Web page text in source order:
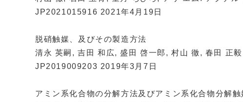
JP2021015916 2021年4月19日
脱硝触媒、及びその製造方法
清永 英嗣, 吉田 和広, 盛田 啓一郎, 村山 徹, 春田 正
JP2019009203 2019年3月7日
アミン系化合物の分解方法及びアミン系化合物分解触